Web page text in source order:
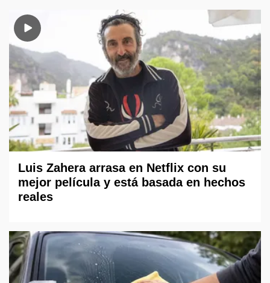
Luis Zahera arrasa en Netflix con su
mejor película y está basada en hechos
reales